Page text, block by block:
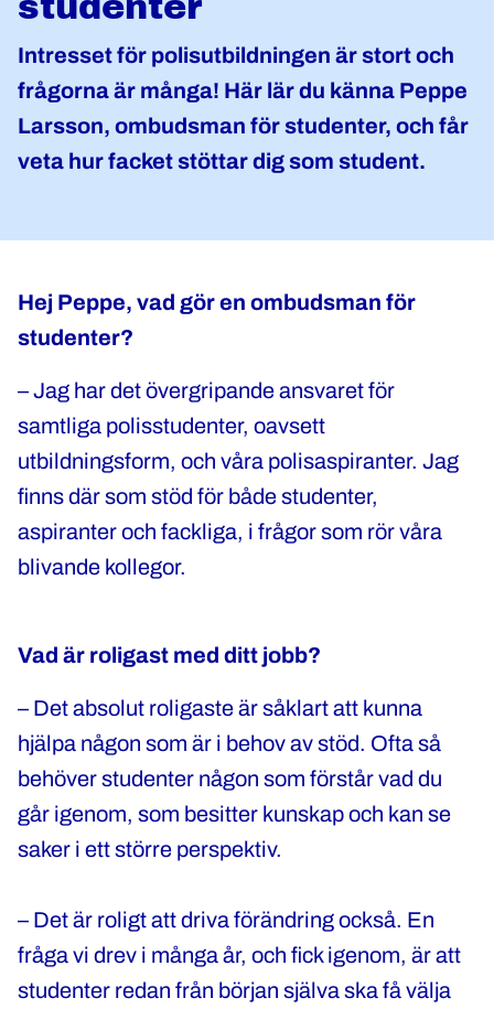
Intresset för polisutbildningen är stort och
frågorna är många! Här lär du känna Peppe
Larsson, ombudsman för studenter, och får
veta hur facket stöttar dig som student.
Hej Peppe, vad gör en ombudsman för
studenter?
– Jag har det övergripande ansvaret för
samtliga polisstudenter, oavsett
utbildningsform, och våra polisaspiranter. Jag
finns där som stöd för både studenter,
aspiranter och fackliga, i frågor som rör våra
blivande kollegor.
Vad är roligast med ditt jobb?
– Det absolut roligaste är såklart att kunna
hjälpa någon som är i behov av stöd. Ofta så
behöver studenter någon som förstår vad du
går igenom, som besitter kunskap och kan se
saker i ett större perspektiv.
– Det är roligt att driva förändring också. En
fråga vi drev i många år, och fick igenom, är att
studenter redan från början själva ska få välja